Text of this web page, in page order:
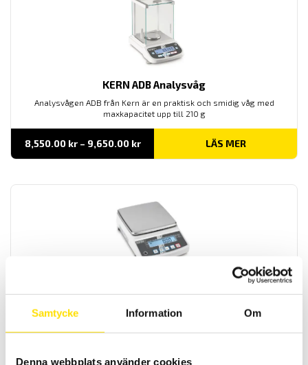
Samtycke Information Om
Denna webbplats använder cookies
KERN ADB Analysvåg
Analysvågen ADB från Kern är en praktisk och smidig våg med
maxkapacitet upp till 210 g
8,550.00 kr – 9,650.00 krPrisintervall:
till
LÄS MER
Precisionsvågen PNJ från Kern är en praktisk och smidig våg för
många olika applikationer med maxkapacitet upp till 12 kg
10,355.00 kr